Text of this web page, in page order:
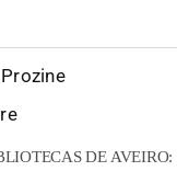
Prozine
DE AVEIRO: